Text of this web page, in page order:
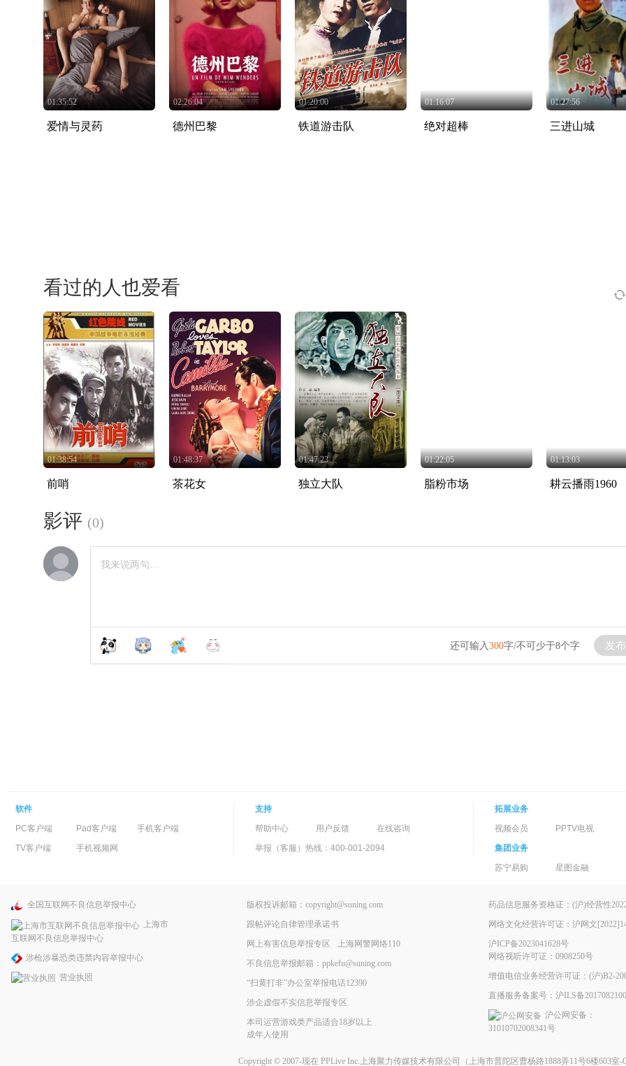
01:35:52
爱情与灵药
02:26:04
德州巴黎
01:20:00
铁道游击队
01:16:07
绝对超棒
01:27:56
三进山城
看过的人也爱看
01:38:54
前哨
01:48:37
茶花女
01:47:23
独立大队
01:22:05
脂粉市场
01:13:03
耕云播雨1960
影评 (0)
还可输入 300字/不可少于8个字 发
软件
PC客户端
Pad客户端
手机客户端
TV客户端
手机视频网
支持
帮助中心
用户反馈
在线咨询
举报（客服）热线：400-001-2094
拓展业务
视频会员
PPTV电视
集团业务
苏宁易购
星图金融
全国互联网不良信息举报中心
上海市
互联网不良信息举报中心
涉枪涉暴恐类违禁内容举报中心
营业执照
版权投诉邮箱：copyright@suning.com
跟帖评论自律管理承诺书
网上有害信息举报专区
上海网警网络110
不良信息举报邮箱：ppkefu@suning.com
“扫黄打非”办公室举报电话12390
涉企虚假不实信息举报专区
本司运营游戏类产品适合18岁以上
成年人使用
药品信息服务资格证：(沪)经营性
网络文化经营许可证：沪网文
沪ICP备2023041628号
网络视听许可证：0908250号
增值电信业务经营许可证：(沪)B2-
直播服务备案号：沪ILS备
沪公网安备：
31010702008341号
Copyright © 2007-现在 PPLive Inc.上海聚力传媒技术有限公司 （上海市普陀区曹杨路1888弄11号6楼603室-